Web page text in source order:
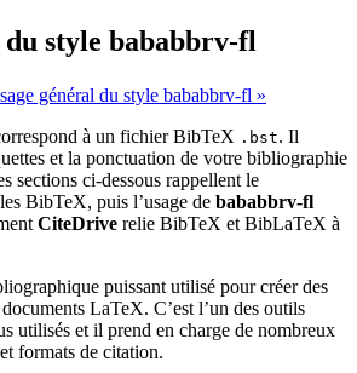
du style bababbrv-fl
général du style bababbrv-fl »
à un fichier BibTeX .bst. Il
et la ponctuation de votre bibliographie
sections ci-dessous rappellent le
BibTeX, puis l’usage de bababbrv-fl
CiteDrive relie BibTeX et BibLaTeX à
puissant utilisé pour créer des
LaTeX. C’est l’un des outils
utilisés et il prend en charge de nombreux
formats de citation.